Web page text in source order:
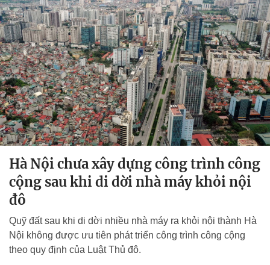
Hà Nội chưa xây dựng công trình công
cộng sau khi di dời nhà máy khỏi nội
đô
Quỹ đất sau khi di dời nhiều nhà máy ra khỏi nội thành Hà
Nội không được ưu tiên phát triển công trình công cộng
theo quy định của Luật Thủ đô.